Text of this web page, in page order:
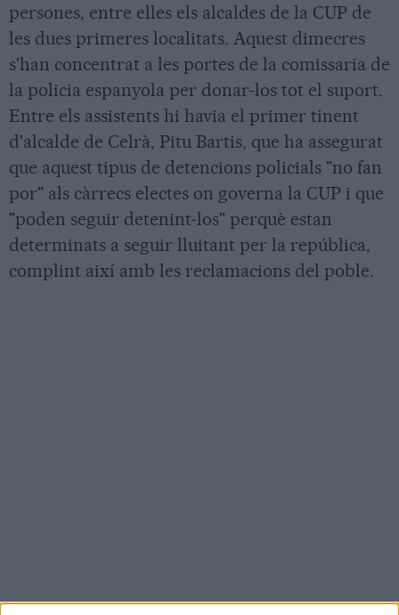
persones, entre elles els alcaldes de la CUP de
les dues primeres localitats. Aquest dimecres
s'han concentrat a les portes de la comissaria de
la policia espanyola per donar-los tot el suport.
Entre els assistents hi havia el primer tinent
d'alcalde de Celrà, Pitu Bartis, que ha assegurat
que aquest tipus de detencions policials "no fan
por" als càrrecs electes on governa la CUP i que
"poden seguir detenint-los" perquè estan
determinats a seguir lluitant per la república,
complint així amb les reclamacions del poble.